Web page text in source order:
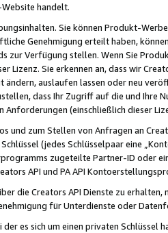
Website handelt.
Sie können Produkt-
Genehmigung erteilt haben,
zur Verfügung stellen. Wenn Sie
Lizenz. Sie erkennen an, dass wir
ändern, auslaufen lassen oder neu
dass Ihr Zugriff auf die und Ihre
Anforderungen (einschließlich dieser
und zum Stellen von Anfragen an
(jedes Schlüsselpaar eine
zugeteilte Partner-ID oder
API und PA API
die Creators API Dienste zu
für Unterdienste oder
der es sich um einen privaten